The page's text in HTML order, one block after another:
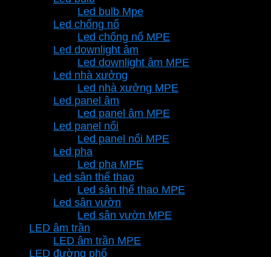
Led bulb Mpe
Led chống nổ
Led chống nổ MPE
Led downlight âm
Led downlight âm MPE
Led nhà xưởng
Led nhà xưởng MPE
Led panel âm
Led panel âm MPE
Led panel nổi
Led panel nổi MPE
Led pha
Led pha MPE
Led sân thể thao
Led sân thể thao MPE
Led sân vườn
Led sân vườn MPE
LED âm trần
LED âm trần MPE
LED đường phố